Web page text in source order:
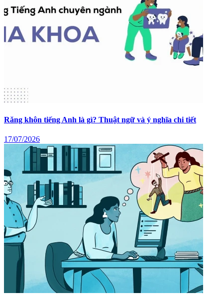
Răng khôn tiếng Anh là gì? Thuật ngữ và ý nghĩa chi tiết
17/07/2026